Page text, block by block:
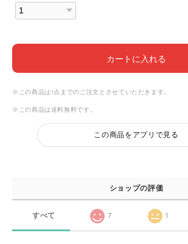
カートに入れる
※この商品は1点までのご注文とさせていただきます。
※この商品は 送料無料です。
この商品をアプリで見る
ショップの評価
すべて 7 1